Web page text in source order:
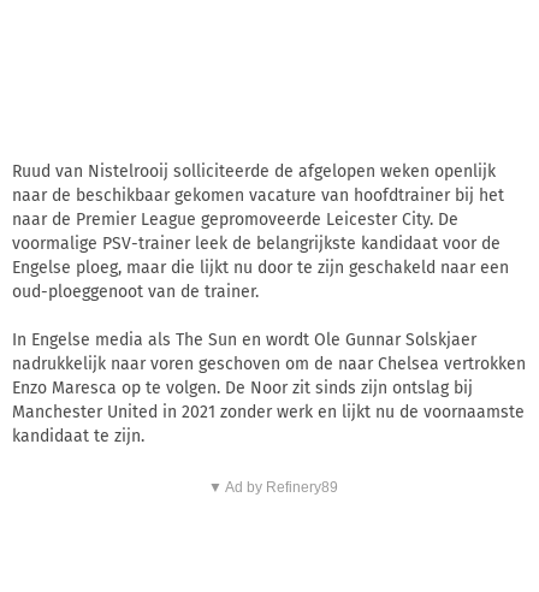
Ruud van Nistelrooij solliciteerde de afgelopen weken openlijk
naar de beschikbaar gekomen vacature van hoofdtrainer bij het
naar de Premier League gepromoveerde Leicester City. De
voormalige PSV-trainer leek de belangrijkste kandidaat voor de
Engelse ploeg, maar die lijkt nu door te zijn geschakeld naar een
oud-ploeggenoot van de trainer.
In Engelse media als The Sun en wordt Ole Gunnar Solskjaer
nadrukkelijk naar voren geschoven om de naar Chelsea vertrokken
Enzo Maresca op te volgen. De Noor zit sinds zijn ontslag bij
Manchester United in 2021 zonder werk en lijkt nu de voornaamste
kandidaat te zijn.
▼ Ad by Refinery89